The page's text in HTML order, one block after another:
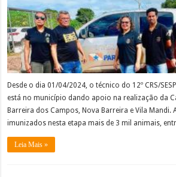
Desde o dia 01/04/2024, o técnico do 12º CRS/
está no município dando apoio na realização da
Barreira dos Campos, Nova Barreira e Vila Mandi.
imunizados nesta etapa mais de 3 mil animais,
Leia Mais »